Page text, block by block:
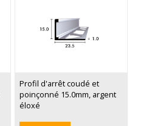
Profil d'arrêt coudé et
poinçonné 15.0mm, argent
éloxé